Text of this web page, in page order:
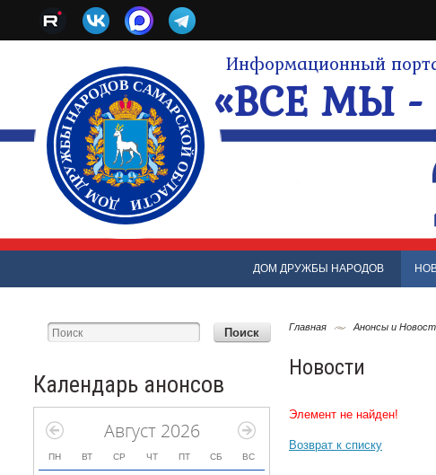
Информационный
«ВСЕ МЫ -
ДОМ ДРУЖБЫ НАРОДОВ
Календарь анонсов
Август 2026
ПН ВТ СР ЧТ ПТ СБ ВС
Главная Анонсы и
Новости
Элемент не найден!
Возврат к списку